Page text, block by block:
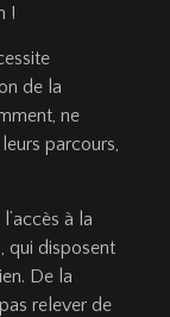
!
de la
ne
parcours,
à la
qui disposent
De la
relever de